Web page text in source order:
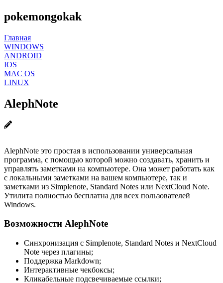
pokemongokak
Главная
WINDOWS
ANDROID
IOS
MAC OS
LINUX
AlephNote
AlephNote это простая в использовании универсальная
программа, с помощью которой можно создавать, хранить и
управлять заметками на компьютере. Она может работать как
с локальными заметками на вашем компьютере, так и
заметками из Simplenote, Standard Notes или NextCloud Note.
Утилита полностью бесплатна для всех пользователей
Windows.
Возможности AlephNote
Синхронизация с Simplenote, Standard Notes и NextCloud
Note через плагины;
Поддержка Markdown;
Интерактивные чекбоксы;
Кликабельные подсвечиваемые ссылки;